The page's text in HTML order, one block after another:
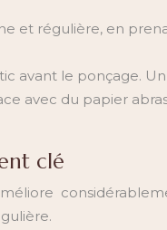
et régulière, en
avant le ponçage.
avec du papier
clé